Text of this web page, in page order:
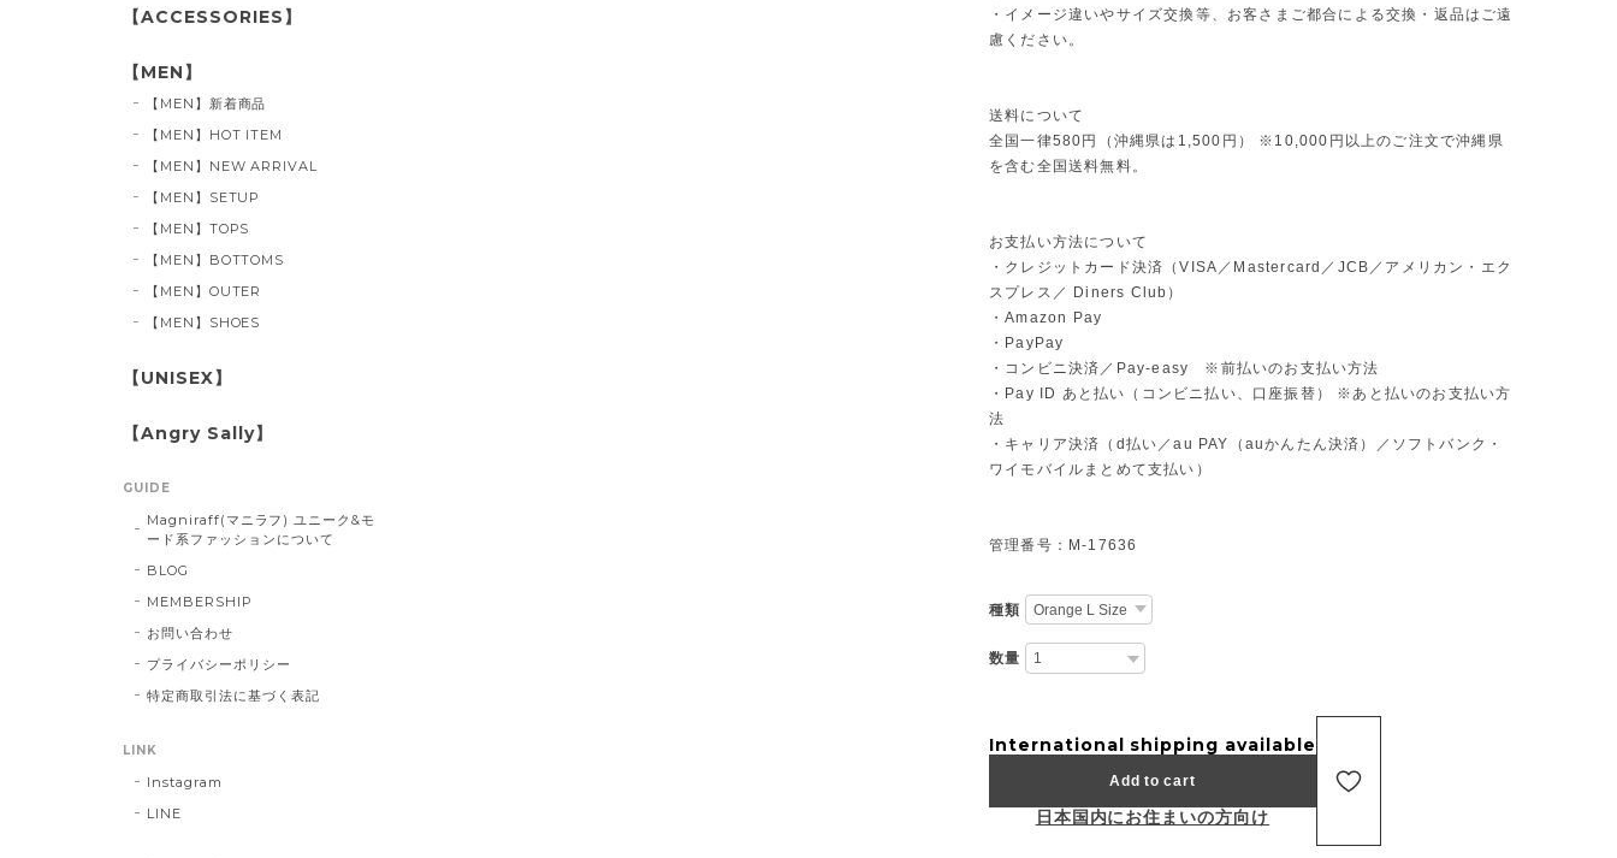
・イメージ違いやサイズ交換等、お客さまご都合による交換・返品はご遠
慮ください。
送料について
全国一律580円（沖縄県は1,500円） ※10,000円以上のご注文で沖縄県
を含む全国送料無料。
お支払い方法について
・クレジットカード決済（VISA／Mastercard／JCB／アメリカン・エク
スプレス／ Diners Club）
・Amazon Pay
・PayPay
・コンビニ決済／Pay-easy ※前払いのお支払い方法
・Pay ID あと払い（コンビニ払い、口座振替） ※あと払いのお支払い方
法
・キャリア決済（d払い／au PAY（auかんたん決済）／ソフトバンク・
ワイモバイルまとめて支払い）
管理番号：M-17636
種類
数量
International shipping available
Add to cart
日本国内にお住まいの方向け
【ACCESSORIES】
【MEN】
【MEN】新着商品
【MEN】HOT ITEM
【MEN】NEW ARRIVAL
【MEN】SETUP
【MEN】TOPS
【MEN】BOTTOMS
【MEN】OUTER
【MEN】SHOES
【UNISEX】
【Angry Sally】
GUIDE
Magniraff(マニラフ) ユニーク&モ
ード系ファッションについて
BLOG
MEMBERSHIP
お問い合わせ
プライバシーポリシー
特定商取引法に基づく表記
LINK
Instagram
LINE